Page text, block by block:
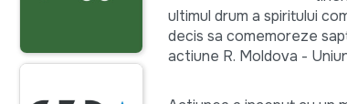
ultimul drum a spiritului
decis sa comemoreze
actiune R. Moldova -